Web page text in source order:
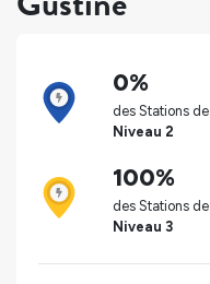
0%
des Stations de
Niveau 2
100%
des Stations de
Niveau 3